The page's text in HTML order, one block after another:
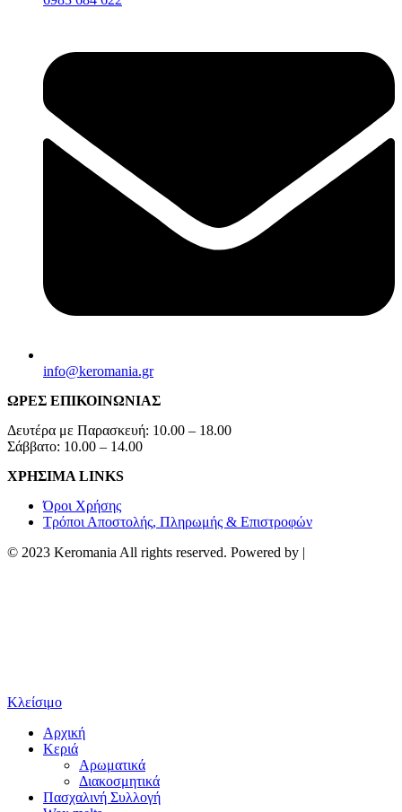
info@keromania.gr
ΩΡΕΣ ΕΠΙΚΟΙΝΩΝΙΑΣ
Δευτέρα με Παρασκευή: 10.00 – 18.00
Σάββατο: 10.00 – 14.00
ΧΡΗΣΙΜΑ LINKS
Όροι Χρήσης
Τρόποι Αποστολής, Πληρωμής & Επιστροφών
© 2023 Keromania All rights reserved. Powered by |
Κλείσιμο
Αρχική
Κεριά
Αρωματικά
Διακοσμητικά
Πασχαλινή Συλλογή